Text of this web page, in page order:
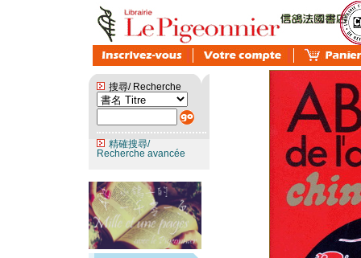
搜尋/ Recherche
精確搜尋/
Recherche avancée